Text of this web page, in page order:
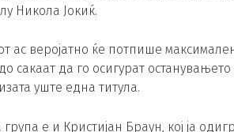
Никола Јокиќ.
ас веројатно ќе потпише
сакаат да го осигурат
уште една титула.
е и Кристијан Браун, кој ја